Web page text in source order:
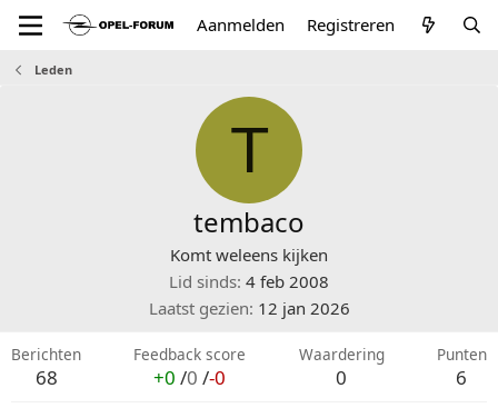
Aanmelden Registreren
Leden
T
tembaco
Komt weleens kijken
Lid sinds 4 feb 2008
Laatst gezien 12 jan 2026
Berichten
68
Feedback score
+0 /0 /-0
Waardering
0
Punten
6